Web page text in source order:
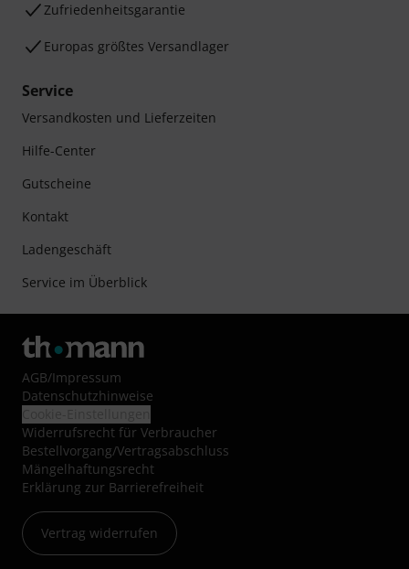
Zufriedenheitsgarantie
Europas größtes Versandlager
Service
Versandkosten und Lieferzeiten
Hilfe-Center
Gutscheine
Kontakt
Ladengeschäft
Service im Überblick
AGB/Impressum
Datenschutzhinweise
Widerrufsrecht für Verbraucher
Bestellvorgang/Vertragsabschluss
Mängelhaftungsrecht
Erklärung zur Barrierefreiheit
Vertrag widerrufen